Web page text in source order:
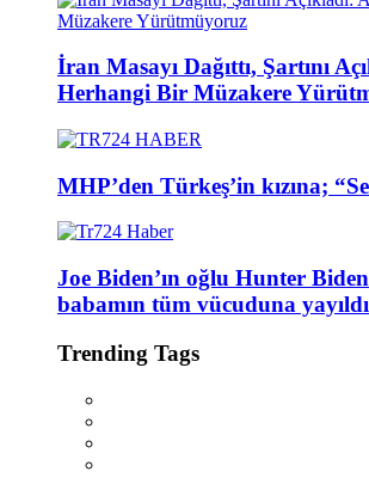
İran Masayı Dağıttı, Şartını
Herhangi Bir Müzakere
MHP’den Türkeş’in kızına;
Joe Biden’ın oğlu Hunter
babamın tüm vücuduna
Trending Tags